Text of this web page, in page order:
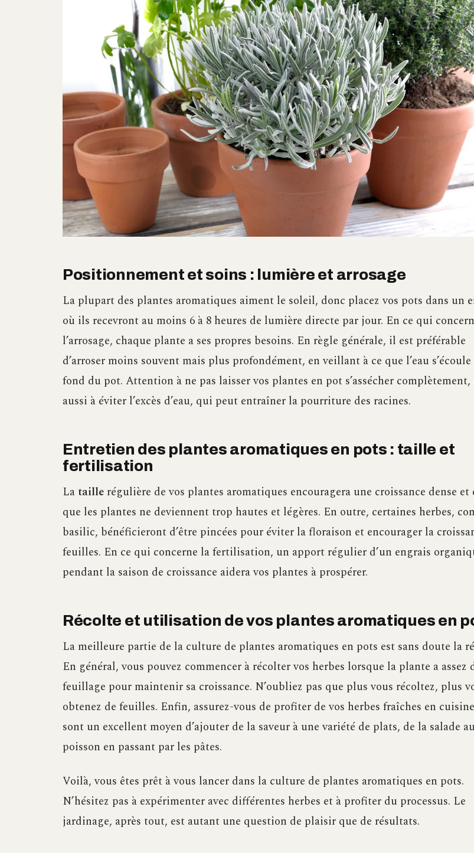
Positionnement et soins : lumière et arrosage
La plupart des plantes aromatiques aiment le soleil, donc placez vos pots dans un
où ils recevront au moins 6 à 8 heures de lumière directe par jour. En ce qui
l’arrosage, chaque plante a ses propres besoins. En règle générale, il est préférable
d’arroser moins souvent mais plus profondément, en veillant à ce que l’eau
fond du pot. Attention à ne pas laisser vos plantes en pot s’assécher complètement,
aussi à éviter l’excès d’eau, qui peut entraîner la pourriture des racines.
Entretien des plantes aromatiques en pots : taille et
fertilisation
La taille régulière de vos plantes aromatiques encouragera une croissance dense et
que les plantes ne deviennent trop hautes et légères. En outre, certaines herbes,
basilic, bénéficieront d’être pincées pour éviter la floraison et encourager la
feuilles. En ce qui concerne la fertilisation, un apport régulier d’un engrais
pendant la saison de croissance aidera vos plantes à prospérer.
Récolte et utilisation de vos plantes aromatiques en
La meilleure partie de la culture de plantes aromatiques en pots est sans doute la
En général, vous pouvez commencer à récolter vos herbes lorsque la plante a assez
feuillage pour maintenir sa croissance. N’oubliez pas que plus vous récoltez, plus
obtenez de feuilles. Enfin, assurez-vous de profiter de vos herbes fraîches en
sont un excellent moyen d’ajouter de la saveur à une variété de plats, de la salade au
poisson en passant par les pâtes.
Voilà, vous êtes prêt à vous lancer dans la culture de plantes aromatiques en pots.
N’hésitez pas à expérimenter avec différentes herbes et à profiter du processus. Le
jardinage, après tout, est autant une question de plaisir que de résultats.